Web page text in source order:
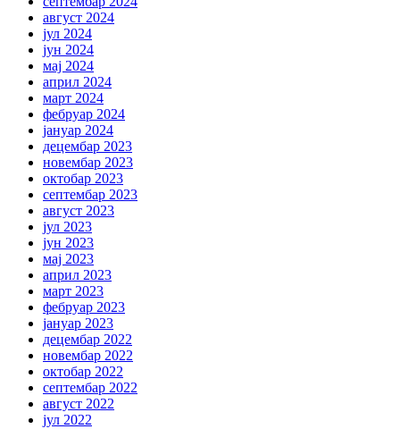
август 2024
јул 2024
јун 2024
мај 2024
април 2024
март 2024
фебруар 2024
јануар 2024
децембар 2023
новембар 2023
октобар 2023
септембар 2023
август 2023
јул 2023
јун 2023
мај 2023
април 2023
март 2023
фебруар 2023
јануар 2023
децембар 2022
новембар 2022
октобар 2022
септембар 2022
август 2022
јул 2022